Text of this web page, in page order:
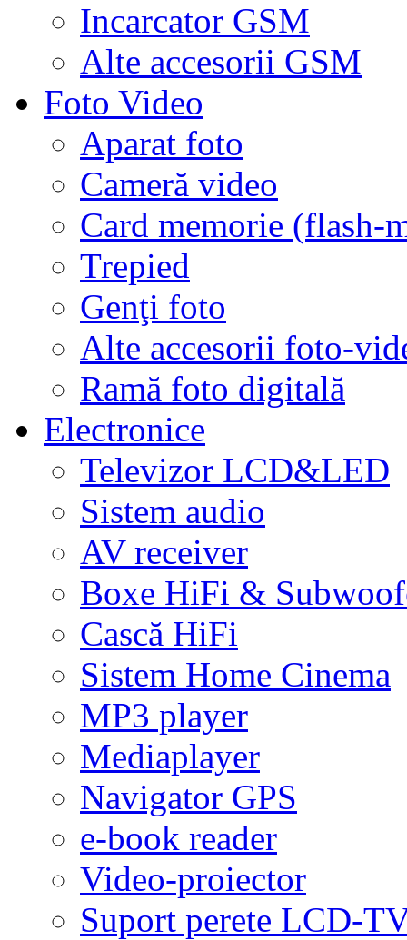
Incarcator GSM
Alte accesorii GSM
Foto Video
Aparat foto
Cameră video
Card memorie (flash-
Trepied
Genţi foto
Alte accesorii foto-
Ramă foto digitală
Electronice
Televizor LCD&LED
Sistem audio
AV receiver
Boxe HiFi &
Cască HiFi
Sistem Home Cinema
MP3 player
Mediaplayer
Navigator GPS
e-book reader
Video-proiector
Suport perete LCD-